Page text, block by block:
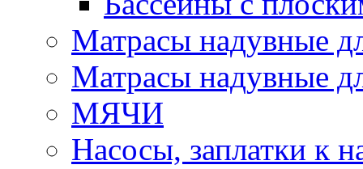
Матрасы надувные
Матрасы надувные
МЯЧИ
Насосы, заплатки к